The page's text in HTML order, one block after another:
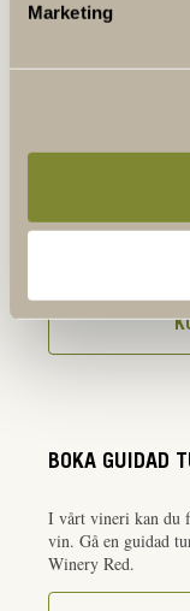
Marketing
BOKA GUIDAD
I vårt vineri kan du
vin. Gå en guidad
Winery Red.